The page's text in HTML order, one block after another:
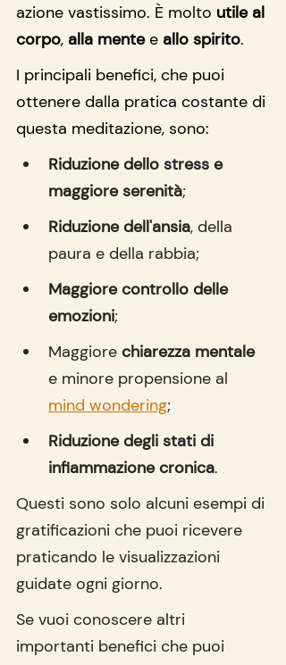
azione vastissimo. È molto utile al
corpo, alla mente e allo spirito.
I principali benefici, che puoi
ottenere dalla pratica costante di
questa meditazione, sono:
Riduzione dello stress e
maggiore serenità;
Riduzione dell'ansia, della
paura e della rabbia;
Maggiore controllo delle
emozioni;
Maggiore chiarezza mentale
e minore propensione al
mind wondering;
Riduzione degli stati di
infiammazione cronica.
Questi sono solo alcuni esempi di
gratificazioni che puoi ricevere
praticando le visualizzazioni
guidate ogni giorno.
Se vuoi conoscere altri
importanti benefici che puoi